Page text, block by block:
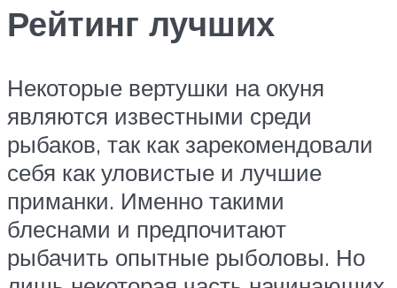
Рейтинг лучших
Некоторые вертушки на окуня
являются известными среди
рыбаков, так как зарекомендовали
себя как уловистые и лучшие
приманки. Именно такими
блеснами и предпочитают
рыбачить опытные рыболовы. Но